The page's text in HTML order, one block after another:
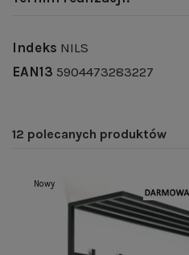
Indeks NILS
EAN13 5904473283227
12 polecanych produktów
Nowy